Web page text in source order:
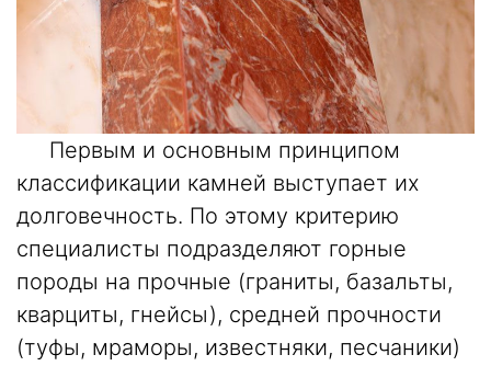
Первым и основным принципом
классификации камней выступает их
долговечность. По этому критерию
специалисты подразделяют горные
породы на прочные (граниты, базальты,
кварциты, гнейсы), средней прочности
(туфы, мраморы, известняки, песчаники)